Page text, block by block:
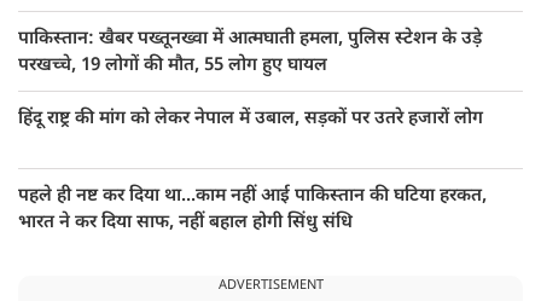
पाकिस्तान: खैबर पख्तूनख्वा में आत्मघाती हमला, पुलिस स्टेशन के उड़े
परखच्चे, 19 लोगों की मौत, 55 लोग हुए घायल
हिंदू राष्ट्र की मांग को लेकर नेपाल में उबाल, सड़कों पर उतरे हजारों लोग
पहले ही नष्ट कर दिया था...काम नहीं आई पाकिस्तान की घटिया हरकत,
भारत ने कर दिया साफ, नहीं बहाल होगी सिंधु संधि
ADVERTISEMENT